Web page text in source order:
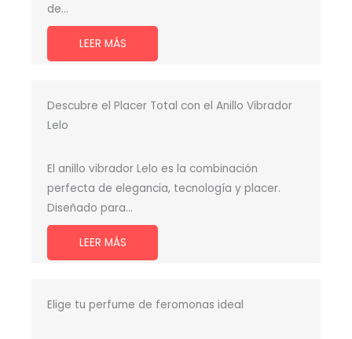
de…
LEER MÁS
Descubre el Placer Total con el Anillo Vibrador
Lelo
El anillo vibrador Lelo es la combinación
perfecta de elegancia, tecnología y placer.
Diseñado para…
LEER MÁS
Elige tu perfume de feromonas ideal